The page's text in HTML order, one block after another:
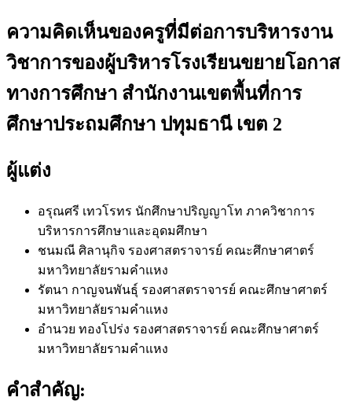
ความคิดเห็นของครูที่มีต่อการบริหารงาน
วิชาการของผู้บริหารโรงเรียนขยายโอกาส
ทางการศึกษา สำนักงานเขตพื้นที่การ
ศึกษาประถมศึกษา ปทุมธานี เขต 2
ผู้แต่ง
อรุณศรี เทวโรทร นักศึกษาปริญญาโท ภาควิชาการ
บริหารการศึกษาและอุดมศึกษา
ชนมณี ศิลานุกิจ รองศาสตราจารย์ คณะศึกษาศาตร์
มหาวิทยาลัยรามคำแหง
รัตนา กาญจนพันธุ์ รองศาสตราจารย์ คณะศึกษาศาตร์
มหาวิทยาลัยรามคำแหง
อำนวย ทองโปร่ง รองศาสตราจารย์ คณะศึกษาศาตร์
มหาวิทยาลัยรามคำแหง
คำสำคัญ: